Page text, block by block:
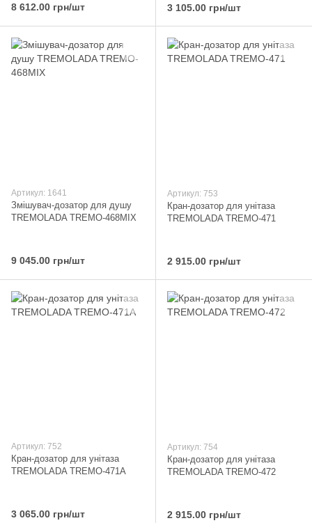
8 612.00 грн/шт 3 105.00 грн/шт
Артикул: 1641
Змішувач-дозатор для душу
TREMOLADA ТREMO-468MIX
9 045.00 грн/шт
Артикул: 753
Кран-дозатор для унітаза
TREMOLADA ТREMO-471
2 915.00 грн/шт
Артикул: 752
Кран-дозатор для унітаза
TREMOLADA ТREMO-471А
3 065.00 грн/шт
Артикул: 754
Кран-дозатор для унітаза
TREMOLADA ТREMO-472
2 915.00 грн/шт